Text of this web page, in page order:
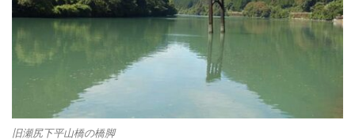
旧瀬尻下平山橋の橋脚